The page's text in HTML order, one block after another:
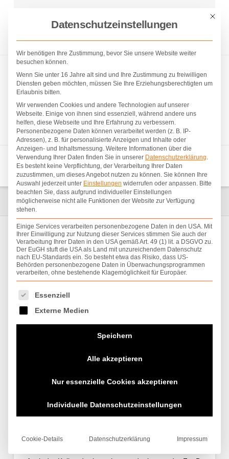
TELEFON: +43 4276 7288 | E-MAIL: OFFICE@DUHS-
BERGMANN.AT
Navigation
HOMEPROJEKTE HOLZ-RIEGEL-BAU
Holz-Riegel-Bau
Mit
Datenschutzeinstellungen
Wir benötigen Ihre Zustimmung, bevor Sie unsere Website weiter
besuchen können.
Wenn Sie unter 16 Jahre alt sind und Ihre Zustimmung zu freiwilligen
Diensten geben möchten, müssen Sie Ihre Erziehungsberechtigten um
Erlaubnis bitten.
Wir verwenden Cookies und andere Technologien auf unserer
Webseite. Einige von ihnen sind essenziell, während andere uns
helfen, diese Webseite und Ihre Erfahrung zu verbessern.
Personenbezogene Daten können verarbeitet werden (z. B. IP-
Adressen), z. B. für personalisierte Anzeigen und Inhalte oder
Anzeigen- und Inhaltsmessung. Weitere Informationen über die
Verwendung Ihrer Daten finden Sie in unserer Datenschutzerklärung.
Es besteht keine Verpflichtung, der Verarbeitung Ihrer Daten
zuzustimmen, um dieses Angebot nutzen zu können. Sie können Ihre
Auswahl jederzeit unter Einstellungen widerrufen oder anpassen. Bitte
beachten Sie, dass aufgrund individueller Einstellungen
möglicherweise nicht alle Funktionen der Website zur Verfügung
stehen.
Einige Services verarbeiten personenbezogene Daten in den USA. Mit
Ihrer Einwilligung zur Nutzung dieser Services stimmen Sie auch der
Verarbeitung Ihrer Daten in den USA gemäß Art. 49 (1) lit. a DSGVO zu.
Der EuGH stuft die USA als Land mit unzureichendem Datenschutz
nach EU-Standards ein. So besteht etwa das Risiko, dass US-
Behörden personenbezogene Daten in Überwachungsprogrammen
verarbeiten, ohne bestehende Klagemöglichkeit für Europäer.
Es folgt eine Liste der Service-Gruppen, für die eine
Essenziell
Externe Medien
Speichern
Alle akzeptieren
Nur essenzielle Cookies akzeptieren
Individuelle Datenschutzeinstellungen
Cookie-Details Datenschutzerklärung Impressum